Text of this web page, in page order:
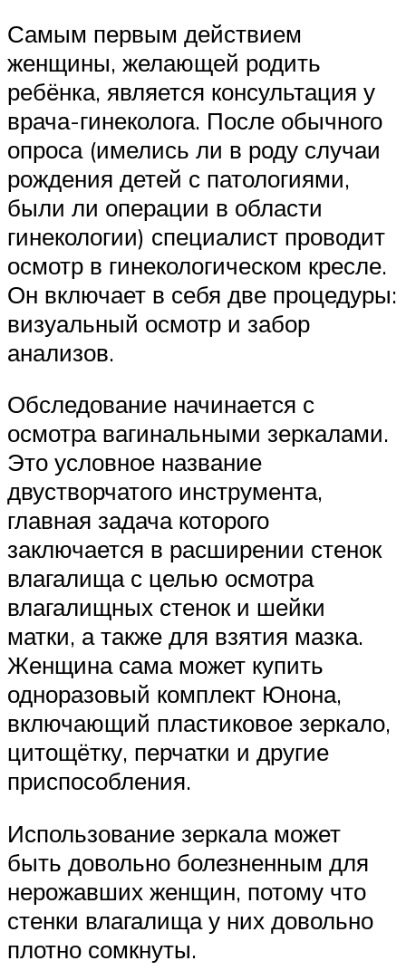
Самым первым действием
женщины, желающей родить
ребёнка, является консультация у
врача-гинеколога. После обычного
опроса (имелись ли в роду случаи
рождения детей с патологиями,
были ли операции в области
гинекологии) специалист проводит
осмотр в гинекологическом кресле.
Он включает в себя две процедуры:
визуальный осмотр и забор
анализов.
Обследование начинается с
осмотра вагинальными зеркалами.
Это условное название
двустворчатого инструмента,
главная задача которого
заключается в расширении стенок
влагалища с целью осмотра
влагалищных стенок и шейки
матки, а также для взятия мазка.
Женщина сама может купить
одноразовый комплект Юнона,
включающий пластиковое зеркало,
цитощётку, перчатки и другие
приспособления.
Использование зеркала может
быть довольно болезненным для
нерожавших женщин, потому что
стенки влагалища у них довольно
плотно сомкнуты.